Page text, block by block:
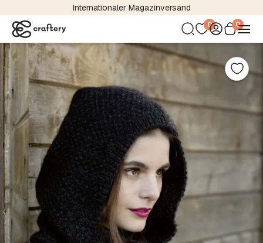
Internationaler Magazinversand
0 0